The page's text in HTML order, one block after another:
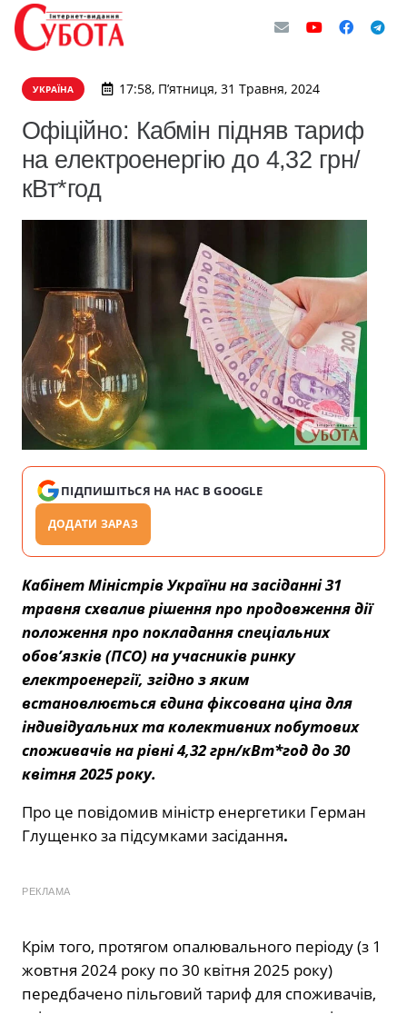
УКРАЇНА 17:58, П’ятниця, 31 Травня, 2024
Офіційно: Кабмін підняв тариф
на електроенергію до 4,32 грн/
кВт*год
ПІДПИШІТЬСЯ НА НАС В GOOGLE
ДОДАТИ ЗАРАЗ
Кабінет Міністрів України на засіданні 31
травня схвалив рішення про продовження дії
положення про покладання спеціальних
обов’язків (ПСО) на учасників ринку
електроенергії, згідно з яким
встановлюється єдина фіксована ціна для
індивідуальних та колективних побутових
споживачів на рівні 4,32 грн/кВт*год до 30
квітня 2025 року.
Про це повідомив міністр енергетики Герман
Глущенко за підсумками засідання.
РЕКЛАМА
Крім того, протягом опалювального періоду (з 1
жовтня 2024 року по 30 квітня 2025 року)
передбачено пільговий тариф для споживачів,